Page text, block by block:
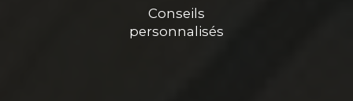
Conseils
personnalisés